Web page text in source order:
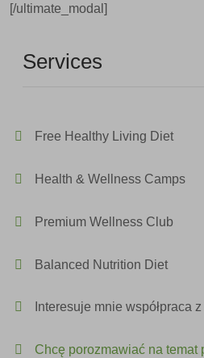
[/ultimate_modal]
Services
Free Healthy Living Diet
Health & Wellness Camps
Premium Wellness Club
Balanced Nutrition Diet
Interesuje mnie współpraca
Chcę porozmawiać na temat